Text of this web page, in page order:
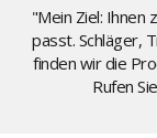
"Mein Ziel: Ihnen
passt. Schläger,
finden wir die
Rufen